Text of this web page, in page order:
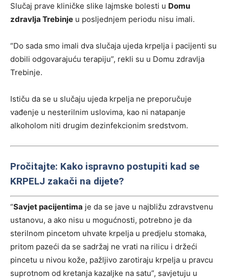
Slučaj prave kliničke slike lajmske bolesti u Domu
zdravlja Trebinje u posljednjem periodu nisu imali.
“Do sada smo imali dva slučaja ujeda krpelja i pacijenti su
dobili odgovarajuću terapiju”, rekli su u Domu zdravlja
Trebinje.
Ističu da se u slučaju ujeda krpelja ne preporučuje
vađenje u nesterilnim uslovima, kao ni natapanje
alkoholom niti drugim dezinfekcionim sredstvom.
Pročitajte: Kako ispravno postupiti kad se
KRPELJ zakači na dijete?
“Savjet pacijentima je da se jave u najbližu zdravstvenu
ustanovu, a ako nisu u mogućnosti, potrebno je da
sterilnom pincetom uhvate krpelja u predjelu stomaka,
pritom pazeći da se sadržaj ne vrati na rilicu i držeći
pincetu u nivou kože, pažljivo zarotiraju krpelja u pravcu
suprotnom od kretanja kazaljke na satu”, savjetuju u